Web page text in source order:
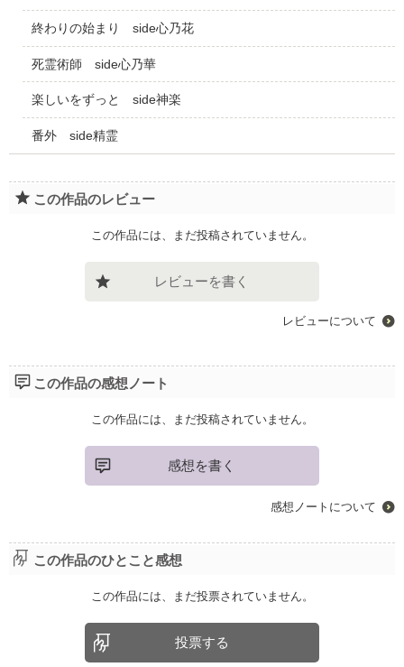
終わりの始まり side心乃花
死霊術師 side心乃華
楽しいをずっと side神楽
番外 side精霊
この作品のレビュー
この作品には、まだ投稿されていません。
レビューを書く
レビューについて
この作品の感想ノート
この作品には、まだ投稿されていません。
感想を書く
感想ノートについて
この作品のひとこと感想
この作品には、まだ投票されていません。
投票する